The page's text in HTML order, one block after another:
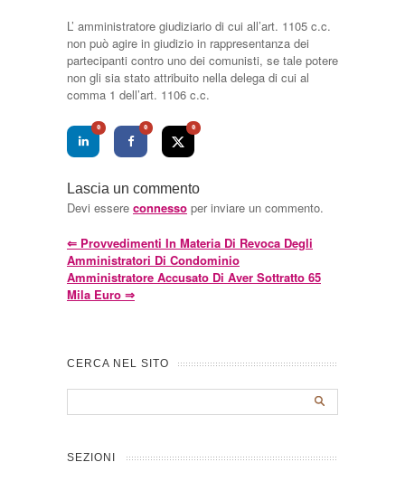
L’ amministratore giudiziario di cui all’art. 1105 c.c.
non può agire in giudizio in rappresentanza dei
partecipanti contro uno dei comunisti, se tale potere
non gli sia stato attribuito nella delega di cui al
comma 1 dell’art. 1106 c.c.
0 0 0
Lascia un commento
Devi essere connesso per inviare un commento.
⇐ Provvedimenti In Materia Di Revoca Degli
Amministratori Di Condominio
Amministratore Accusato Di Aver Sottratto 65
Mila Euro ⇒
CERCA NEL SITO
SEZIONI